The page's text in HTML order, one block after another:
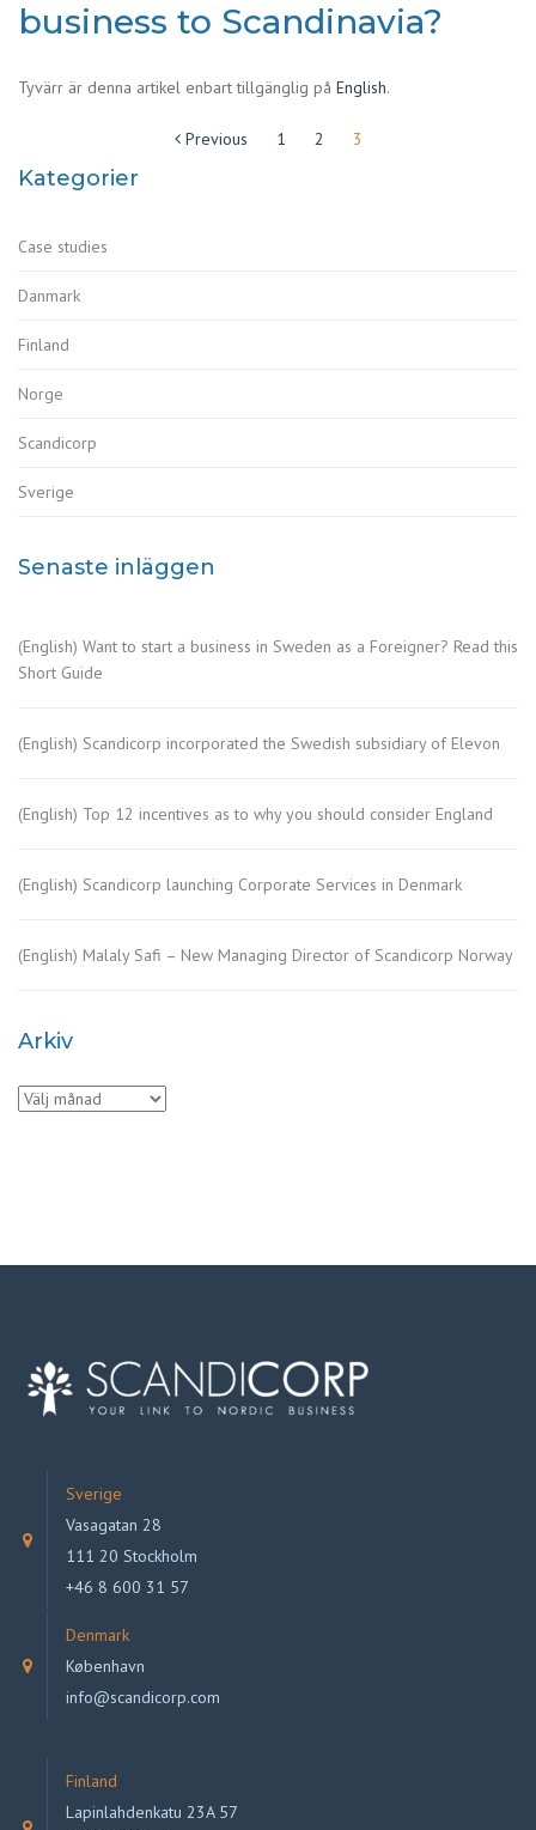
business to Scandinavia?
Tyvärr är denna artikel enbart tillgänglig på English.
Sidnumrering
för
Previous 1 2 3
Kategorier
Case studies
Danmark
Finland
Norge
Scandicorp
Sverige
Senaste inläggen
(English) Want to start a business in Sweden as a Foreigner? Read this
Short Guide
(English) Scandicorp incorporated the Swedish subsidiary of Elevon
(English) Top 12 incentives as to why you should consider England
(English) Scandicorp launching Corporate Services in Denmark
(English) Malaly Safi – New Managing Director of Scandicorp Norway
Arkiv
Arkiv
Sverige
Vasagatan 28
111 20 Stockholm
+46 8 600 31 57
Denmark
København
info@scandicorp.com
Finland
Lapinlahdenkatu 23A 57